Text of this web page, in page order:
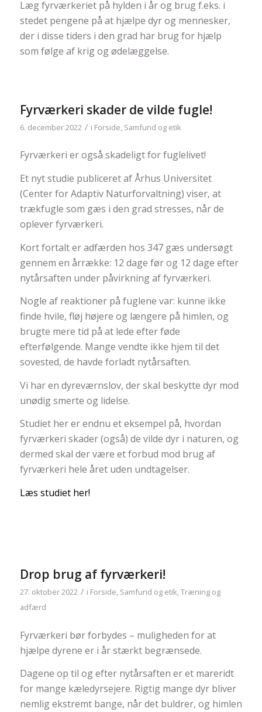
Læg fyrværkeriet på hylden i år og brug f.eks. i
stedet pengene på at hjælpe dyr og mennesker,
der i disse tiders i den grad har brug for hjælp
som følge af krig og ødelæggelse.
Fyrværkeri skader de vilde fugle!
6. december 2022 / i Forside, Samfund og etik
Fyrværkeri er også skadeligt for fuglelivet!
Et nyt studie publiceret af Århus Universitet
(Center for Adaptiv Naturforvaltning) viser, at
trækfugle som gæs i den grad stresses, når de
oplever fyrværkeri.
Kort fortalt er adfærden hos 347 gæs undersøgt
gennem en årrække: 12 dage før og 12 dage efter
nytårsaften under påvirkning af fyrværkeri.
Nogle af reaktioner på fuglene var: kunne ikke
finde hvile, fløj højere og længere på himlen, og
brugte mere tid på at lede efter føde
efterfølgende. Mange vendte ikke hjem til det
sovested, de havde forladt nytårsaften.
Vi har en dyreværnslov, der skal beskytte dyr mod
unødig smerte og lidelse.
Studiet her er endnu et eksempel på, hvordan
fyrværkeri skader (også) de vilde dyr i naturen, og
dermed skal der være et forbud mod brug af
fyrværkeri hele året uden undtagelser.
Læs studiet her!
Drop brug af fyrværkeri!
27. oktober 2022 / i Forside, Samfund og etik,Træning og
adfærd
Fyrværkeri bør forbydes – muligheden for at
hjælpe dyrene er i år stærkt begrænsede.
Dagene op til og efter nytårsaften er et mareridt
for mange kæledyrsejere. Rigtig mange dyr bliver
nemlig ekstremt bange, når det buldrer, og himlen